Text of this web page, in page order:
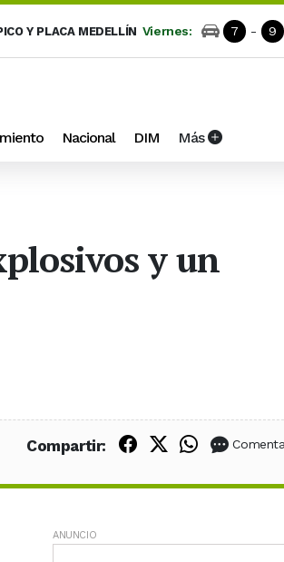
Y PLACA MEDELLÍN Viernes: 7 - 9
Nacional DIM Más
y un
Compartir: Compartir en
Compartir en
Compartir
ANUNCIO